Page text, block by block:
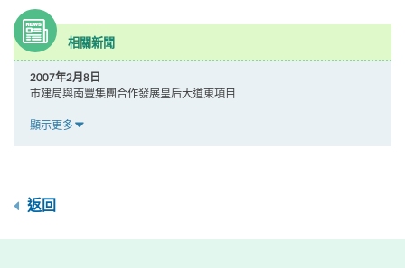
相關新聞
2007年2月8日
市建局與南豐集團合作發展皇后大道東項目
顯示更多
返回